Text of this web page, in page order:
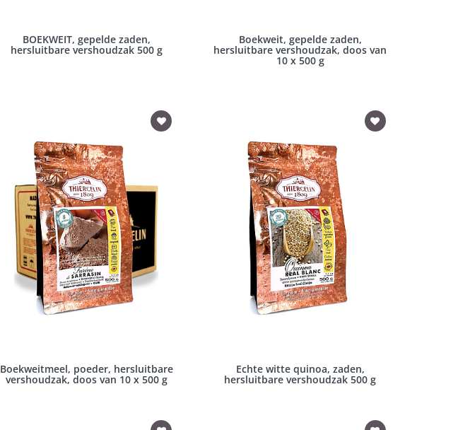
BOEKWEIT, gepelde zaden,
hersluitbare vershoudzak 500 g
Boekweit, gepelde zaden,
hersluitbare vershoudzak, doos van
10 x 500 g
Boekweitmeel, poeder, hersluitbare
vershoudzak, doos van 10 x 500 g
Echte witte quinoa, zaden,
hersluitbare vershoudzak 500 g